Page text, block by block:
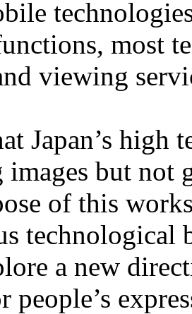
most
viewing
Japan’s high
images but not
of this
a new
people’s